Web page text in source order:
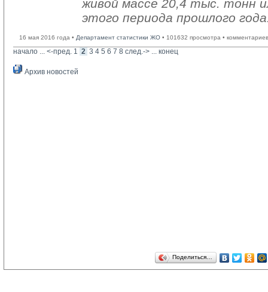
живой массе 20,4 тыс. тонн
этого периода прошлого
16 мая 2016 года • Департамент статистики ЖО • 101632 просмотра •
начало ... <-пред. 1 2 3 4 5 6 7 8 след.-> ... конец
Архив новостей
Поделиться…